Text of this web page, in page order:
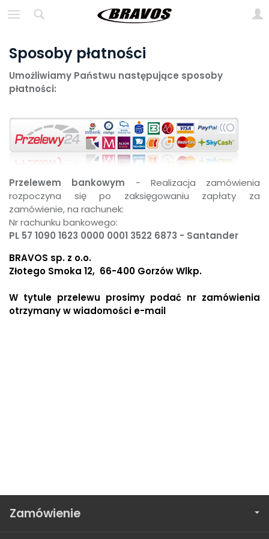
Sposoby płatności
Umożliwiamy Państwu następujące sposoby
płatności:
Przelewem bankowym - Realizacja zamówienia
rozpoczyna się po zaksięgowaniu zapłaty za
zamówienie, na rachunek:
Nr rachunku bankowego:
PL 57 1090 1623 0000 0001 3522 6873 - Santander
BRAVOS sp. z o.o.
Złotego Smoka 12, 66-400 Gorzów Wlkp.
W tytule przelewu prosimy podać nr zamówienia
otrzymany w wiadomości e-mail
Zamówienie